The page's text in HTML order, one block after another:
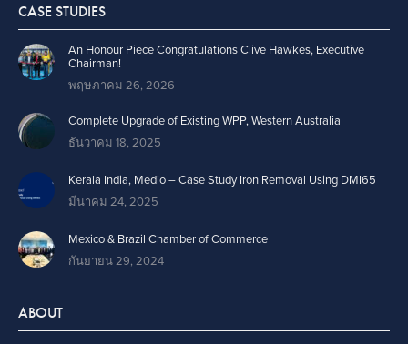
CASE STUDIES
An Honour Piece Congratulations Clive Hawkes, Executive
Chairman!
พฤษภาคม 26, 2026
Complete Upgrade of Existing WPP, Western Australia
ธันวาคม 18, 2025
Kerala India, Medio – Case Study Iron Removal Using DMI65
มีนาคม 24, 2025
Mexico & Brazil Chamber of Commerce
กันยายน 29, 2024
ABOUT